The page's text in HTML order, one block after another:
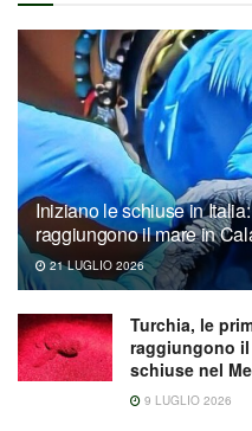
Iniziano le schiuse in
raggiungono il mare in
21 LUGLIO 2026
Turchia, le
raggiungono
schiuse nel
9 LUGLIO 2026